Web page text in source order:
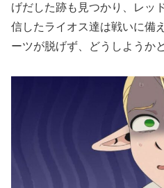
げだした跡も見つかり、レッ
信したライオス達は戦いに備
ーツが脱げず、どうしようか